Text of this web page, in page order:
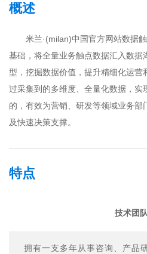
概述
米兰·(milan)中国官方网站数据触
基础，将全量业务触点数据汇入数据
型，挖掘数据价值，提升精细化运营
过采集到的多维度、全量化数据，实
的，有效为营销、研发等领域业务
及快速决策支撑。
特点
技术团
拥有一支多年从事咨询、产品